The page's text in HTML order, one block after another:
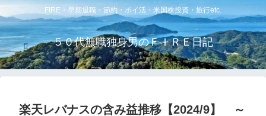
FIRE・早期退職・節約・ポイ活・米国株投資・旅行etc.
５０代無職独身男のＦＩＲＥ日記
楽天レバナスの含み益推移【2024/9】 ～